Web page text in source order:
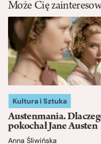
Może Cię
Kultura i Sztuka
Austenmania.
pokochał Jane Austen
Anna Śliwińska